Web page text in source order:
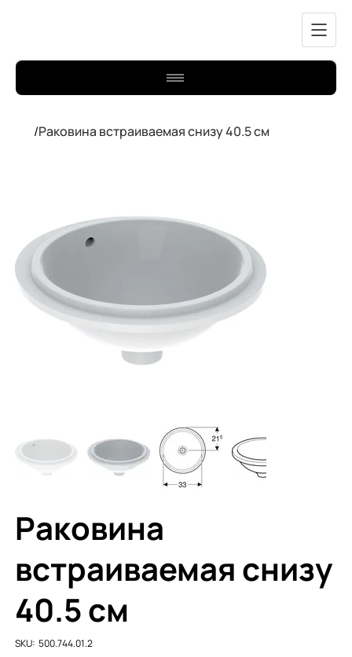
/Раковина встраиваемая снизу 40.5 см
Раковина
встраиваемая снизу
40.5 см
SKU: SKU
500.744.01.2
500.744.01.2